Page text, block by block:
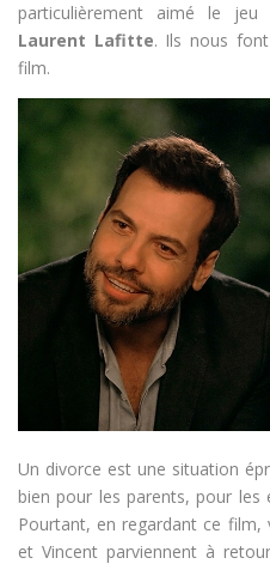
particulièrement aimé le jeu
Laurent Lafitte. Ils nous
film.
Un divorce est une situation
bien pour les parents, pour les
Pourtant, en regardant ce film,
et Vincent parviennent à